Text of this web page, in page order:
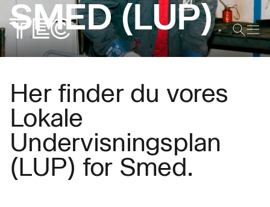
SMED (LUP)
Her finder du vores
Lokale
Undervisningsplan
(LUP) for Smed.